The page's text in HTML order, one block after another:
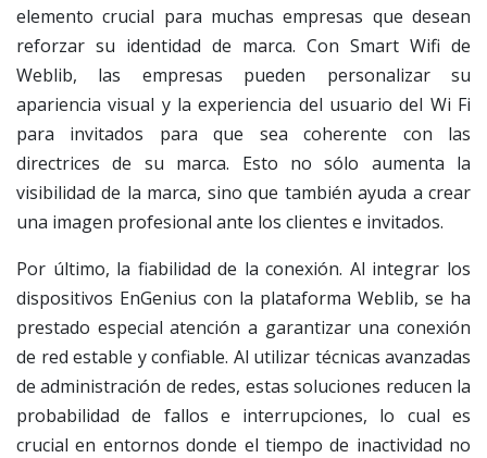
elemento crucial para muchas empresas que desean
reforzar su identidad de marca. Con Smart Wifi de
Weblib, las empresas pueden personalizar su
apariencia visual y la experiencia del usuario del Wi Fi
para invitados para que sea coherente con las
directrices de su marca. Esto no sólo aumenta la
visibilidad de la marca, sino que también ayuda a crear
una imagen profesional ante los clientes e invitados.
Por último, la fiabilidad de la conexión. Al integrar los
dispositivos EnGenius con la plataforma Weblib, se ha
prestado especial atención a garantizar una conexión
de red estable y confiable. Al utilizar técnicas avanzadas
de administración de redes, estas soluciones reducen la
probabilidad de fallos e interrupciones, lo cual es
crucial en entornos donde el tiempo de inactividad no